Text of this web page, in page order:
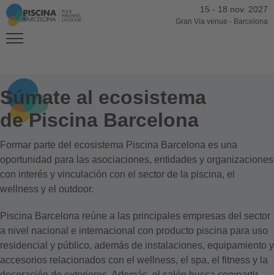
15 - 18 nov. 2027
Gran Via venue - Barcelona
Súmate al ecosistema
de Piscina Barcelona
Formar parte del ecosistema Piscina Barcelona es una
oportunidad para las asociaciones, entidades y organizaciones
con interés y vinculación con el sector de la piscina, el
wellness y el outdoor.
Piscina Barcelona reúne a las principales empresas del sector
a nivel nacional e internacional con producto piscina para uso
residencial y público, además de instalaciones, equipamiento y
accesorios relacionados con el wellness, el spa, el fitness y la